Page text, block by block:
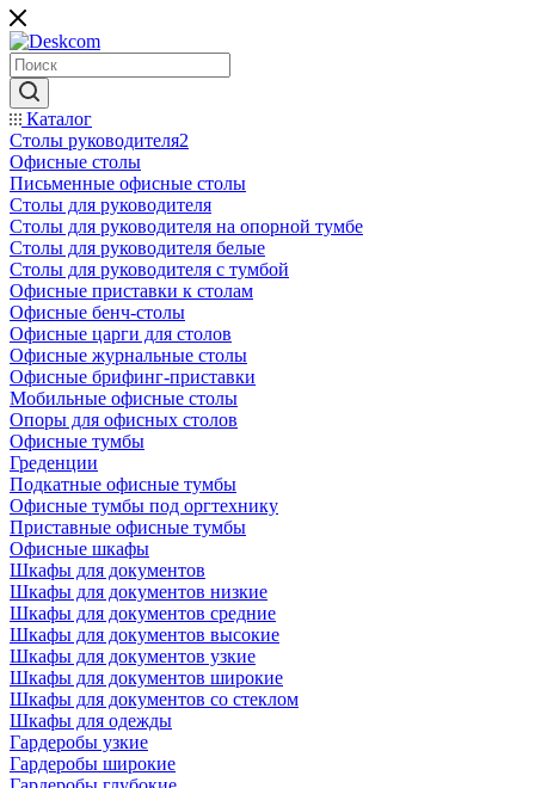
Каталог
Столы руководителя2
Офисные столы
Письменные офисные столы
Столы для руководителя
Столы для руководителя на опорной тумбе
Столы для руководителя белые
Столы для руководителя с тумбой
Офисные приставки к столам
Офисные бенч-столы
Офисные царги для столов
Офисные журнальные столы
Офисные брифинг-приставки
Мобильные офисные столы
Опоры для офисных столов
Офисные тумбы
Греденции
Подкатные офисные тумбы
Офисные тумбы под оргтехнику
Приставные офисные тумбы
Офисные шкафы
Шкафы для документов
Шкафы для документов низкие
Шкафы для документов средние
Шкафы для документов высокие
Шкафы для документов узкие
Шкафы для документов широкие
Шкафы для документов со стеклом
Шкафы для одежды
Гардеробы узкие
Гардеробы широкие